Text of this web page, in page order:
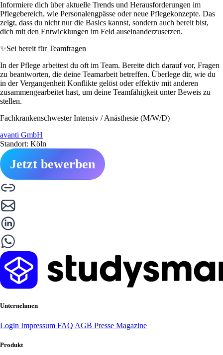
Informiere dich über aktuelle Trends und Herausforderungen im
Pflegebereich, wie Personalengpässe oder neue Pflegekonzepte. Das
zeigt, dass du nicht nur die Basics kannst, sondern auch bereit bist,
dich mit den Entwicklungen im Feld auseinanderzusetzen.
✨Sei bereit für Teamfragen
In der Pflege arbeitest du oft im Team. Bereite dich darauf vor, Fragen
zu beantworten, die deine Teamarbeit betreffen. Überlege dir, wie du
in der Vergangenheit Konflikte gelöst oder effektiv mit anderen
zusammengearbeitet hast, um deine Teamfähigkeit unter Beweis zu
stellen.
Fachkrankenschwester Intensiv / Anästhesie (M/W/D)
avanti GmbH
Standort: Köln
Jetzt bewerben
Unternehmen
Login Impressum FAQ AGB Presse Magazine
Produkt